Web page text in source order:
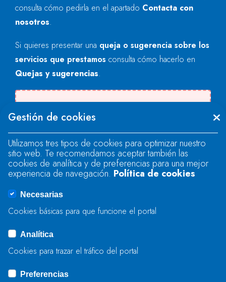
consulta cómo pedirla en el apartado Contacta con
nosotros.
Si quieres presentar una queja o sugerencia sobre los
servicios que prestamos consulta cómo hacerlo en
Quejas y sugerencias.
"text" field.
There was an error when loading the
"text" field.
There was an error when loading the
ENVIAR
Gestión de cookies
Utilizamos tres tipos de cookies para optimizar nuestro
sitio web. Te recomendamos aceptar también las
cookies de analítica y de preferencias para una mejor
experiencia de navegación. Política de cookies
Necesarias
Cookies básicas para que funcione el portal
Analítica
Cookies para trazar el tráfico del portal
Preferencias